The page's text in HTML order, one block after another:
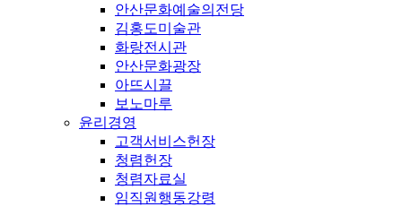
안산문화예술의전당
김홍도미술관
화랑전시관
안산문화광장
아뜨시끌
보노마루
윤리경영
고객서비스헌장
청렴헌장
청렴자료실
임직원행동강령